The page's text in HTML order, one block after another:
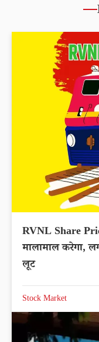
RVNL Share
मालामाल करेगा,
लूट
Stock Market